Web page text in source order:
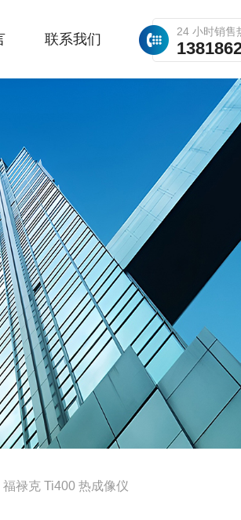
24 小时销售
联系我们
禄克 Ti400 热成像仪